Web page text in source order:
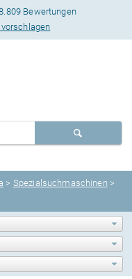
Bewertungen
> Spezialsuchmaschinen >